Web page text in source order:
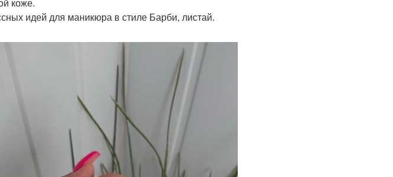
идей для маникюра в стиле Барби, листай.